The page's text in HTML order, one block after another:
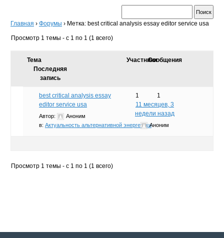
Главная › Форумы › Метка: best critical analysis essay editor service usa
Просмотр 1 темы - с 1 по 1 (1 всего)
Тема УчастникиСообщения
Последняя
запись
best critical analysis essay
editor service usa
Автор:
Аноним
в: Актуальность альтернативной энергетики
1
1
11 месяцев, 3
недели назад
Аноним
Просмотр 1 темы - с 1 по 1 (1 всего)